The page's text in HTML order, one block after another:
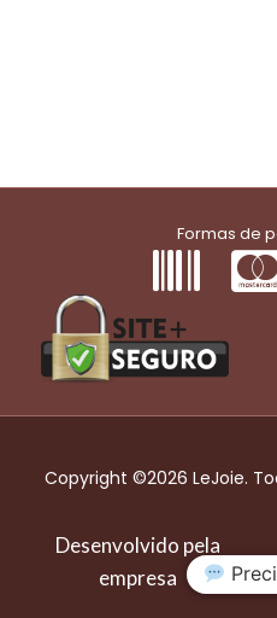
Formas de
Copyright ©2026 LeJoie.
Desenvolvido pela
empresa